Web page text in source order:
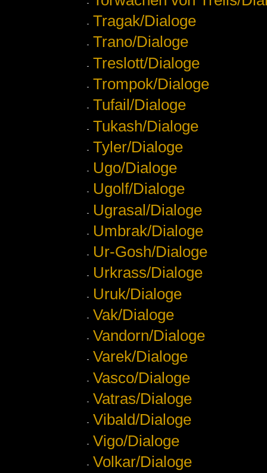
Tragak/Dialoge
Trano/Dialoge
Treslott/Dialoge
Trompok/Dialoge
Tufail/Dialoge
Tukash/Dialoge
Tyler/Dialoge
Ugo/Dialoge
Ugolf/Dialoge
Ugrasal/Dialoge
Umbrak/Dialoge
Ur-Gosh/Dialoge
Urkrass/Dialoge
Uruk/Dialoge
Vak/Dialoge
Vandorn/Dialoge
Varek/Dialoge
Vasco/Dialoge
Vatras/Dialoge
Vibald/Dialoge
Vigo/Dialoge
Volkar/Dialoge